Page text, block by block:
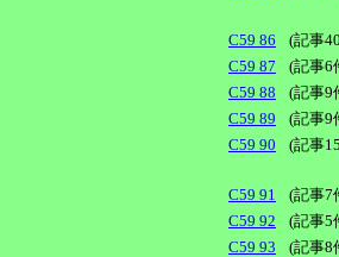
C59 86 (記事
C59 87
(記事6
C59 88
(記事9
C59 89
(記事9
C59 90
(記事
C59 91 (記事7
C59 92
(記事5
C59 93
(記事8